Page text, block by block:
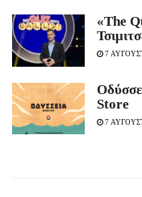
«The
7
Store
7